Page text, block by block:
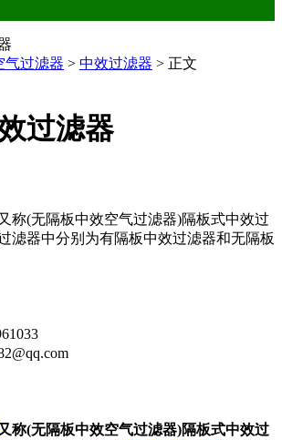
气过滤器 > 中效过滤器 > 正文
过滤器
称(无隔板中效空气过滤器)隔板式中效过
滤器中分别为有隔板中效过滤器和无隔板
称(无隔板中效空气过滤器)隔板式中效过